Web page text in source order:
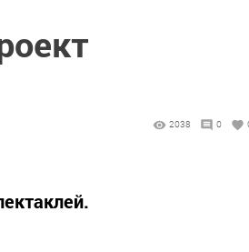
2038 0